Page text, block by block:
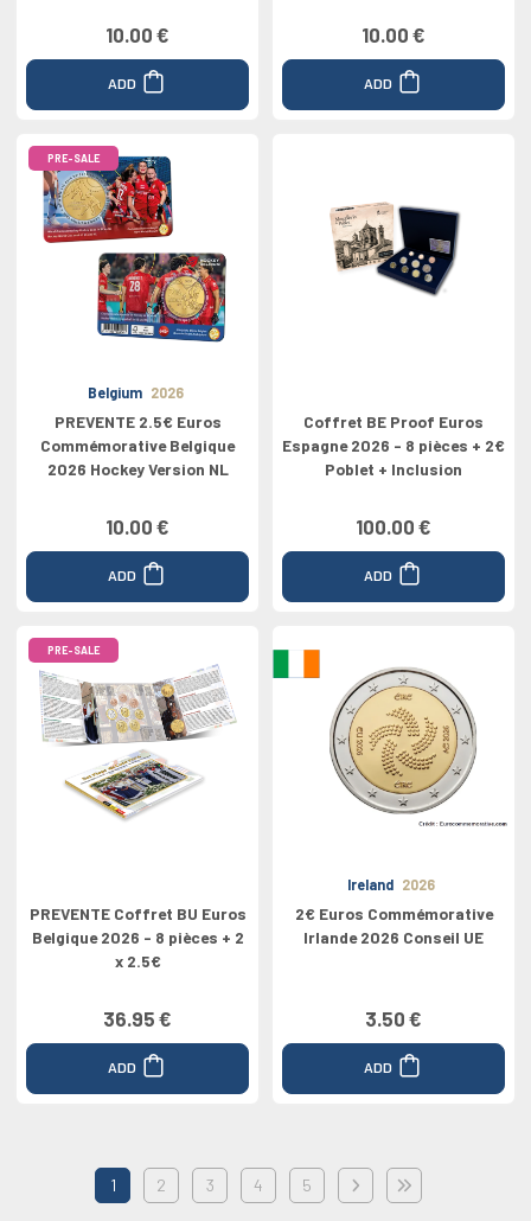
10.00 €
ADD
10.00 €
ADD
PRE-SALE
Belgium 2026
PREVENTE 2.5€ Euros
Commémorative Belgique
2026 Hockey Version NL
10.00 €
ADD
Coffret BE Proof Euros
Espagne 2026 - 8 pièces + 2€
Poblet + Inclusion
100.00 €
ADD
PRE-SALE
PREVENTE Coffret BU Euros
Belgique 2026 - 8 pièces + 2
x 2.5€
36.95 €
ADD
Ireland 2026
2€ Euros Commémorative
Irlande 2026 Conseil UE
3.50 €
ADD
1 2 3 4 5